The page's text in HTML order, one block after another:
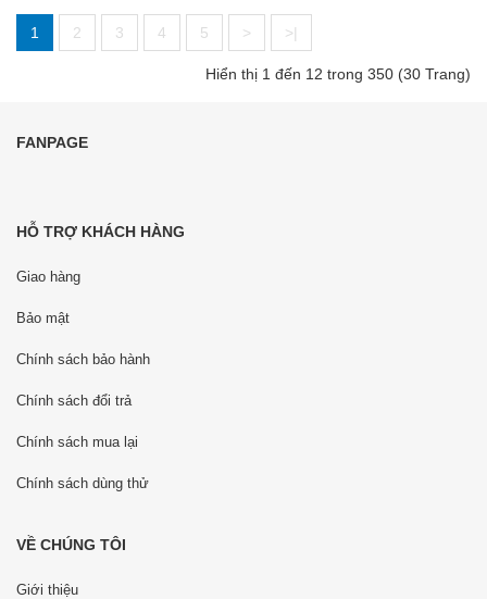
1 2 3 4 5 > >|
Hiển thị 1 đến 12 trong 350 (30 Trang)
FANPAGE
HỖ TRỢ KHÁCH HÀNG
Giao hàng
Bảo mật
Chính sách bảo hành
Chính sách đổi trả
Chính sách mua lại
Chính sách dùng thử
VỀ CHÚNG TÔI
Giới thiệu